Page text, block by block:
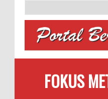
FOKUS